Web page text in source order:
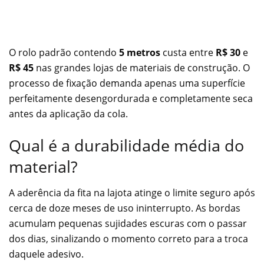
O rolo padrão contendo 5 metros custa entre R$ 30 e
R$ 45 nas grandes lojas de materiais de construção. O
processo de fixação demanda apenas uma superfície
perfeitamente desengordurada e completamente seca
antes da aplicação da cola.
Qual é a durabilidade média do
material?
A aderência da fita na lajota atinge o limite seguro após
cerca de doze meses de uso ininterrupto. As bordas
acumulam pequenas sujidades escuras com o passar
dos dias, sinalizando o momento correto para a troca
daquele adesivo.